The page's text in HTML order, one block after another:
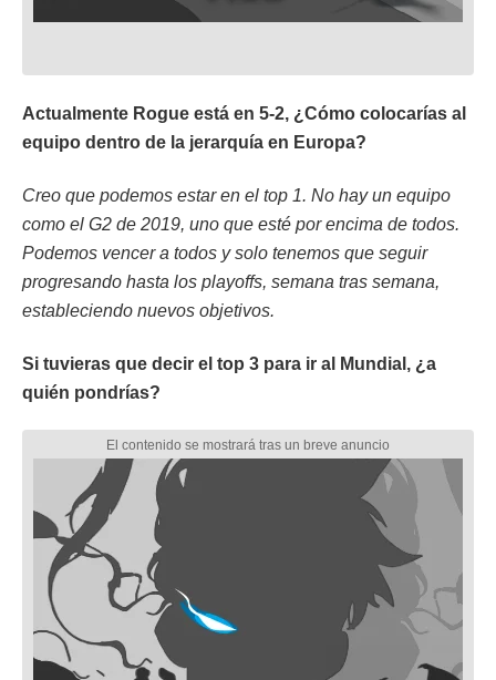
Actualmente Rogue está en 5-2, ¿Cómo colocarías al
equipo dentro de la jerarquía en Europa?
Creo que podemos estar en el top 1. No hay un equipo
como el G2 de 2019, uno que esté por encima de todos.
Podemos vencer a todos y solo tenemos que seguir
progresando hasta los playoffs, semana tras semana,
estableciendo nuevos objetivos.
Si tuvieras que decir el top 3 para ir al Mundial, ¿a
quién pondrías?